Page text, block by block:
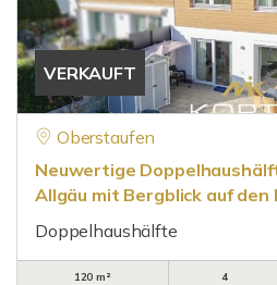
VERKAUFT
Oberstaufen
Neuwertige
Allgäu mit Bergblick auf den
Doppelhaushälfte
120 m²
4